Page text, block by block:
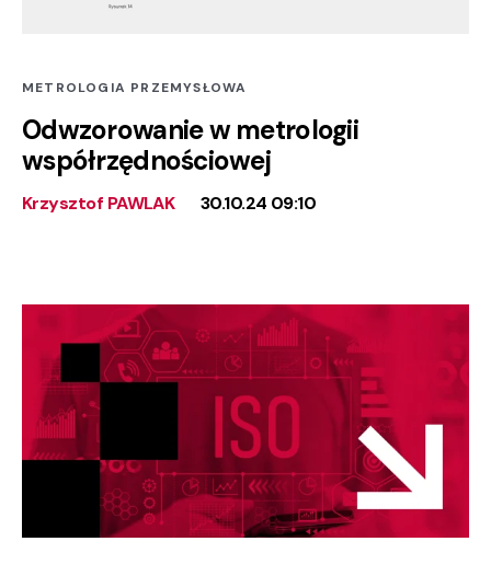
METROLOGIA PRZEMYSŁOWA
Odwzorowanie w metrologii
współrzędnościowej
Krzysztof PAWLAK 30.10.24 09:10